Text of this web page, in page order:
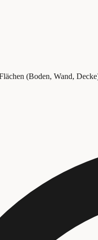
(Boden, Wand,